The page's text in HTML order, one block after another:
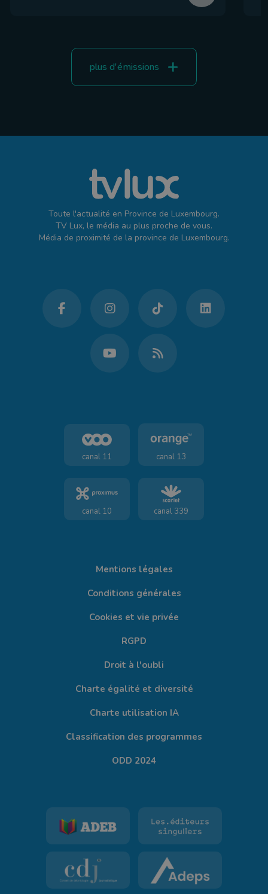
plus d'émissions
Toute l'actualité en Province de Luxembourg.
TV Lux, le média au plus proche de vous.
Média de proximité de la province de Luxembourg.
canal 11 canal 13
canal 10 canal 339
Mentions légales
Conditions générales
Cookies et vie privée
RGPD
Droit à l'oubli
Charte égalité et diversité
Charte utilisation IA
Classification des programmes
ODD 2024